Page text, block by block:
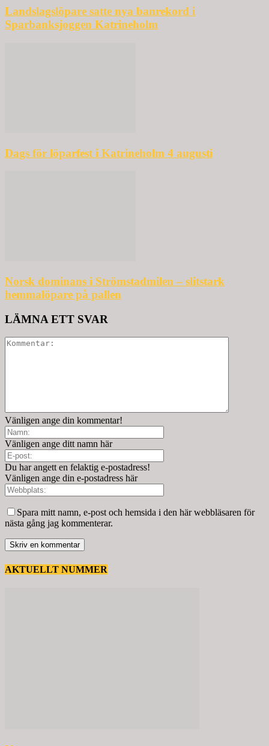
Landslagslöpare satte nya banrekord i
Sparbanksjoggen Katrineholm
Dags för löparfest i Katrineholm 4 augusti
Norsk dominans i Strömstadmilen – slitstark
hemmalöpare på pallen
LÄMNA ETT SVAR
Vänligen ange din kommentar!
Vänligen ange ditt namn här
Du har angett en felaktig e-postadress!
Vänligen ange din e-postadress här
Spara mitt namn, e-post och hemsida i den här webbläsaren för
nästa gång jag kommenterar.
AKTUELLT NUMMER